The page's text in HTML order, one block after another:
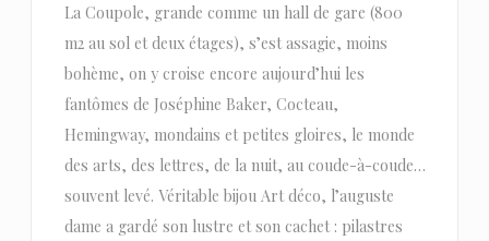
La Coupole, grande comme un hall de gare (800
m2 au sol et deux étages), s’est assagie, moins
bohème, on y croise encore aujourd’hui les
fantômes de Joséphine Baker, Cocteau,
Hemingway, mondains et petites gloires, le monde
des arts, des lettres, de la nuit, au coude-à-coude…
souvent levé. Véritable bijou Art déco, l’auguste
dame a gardé son lustre et son cachet : pilastres